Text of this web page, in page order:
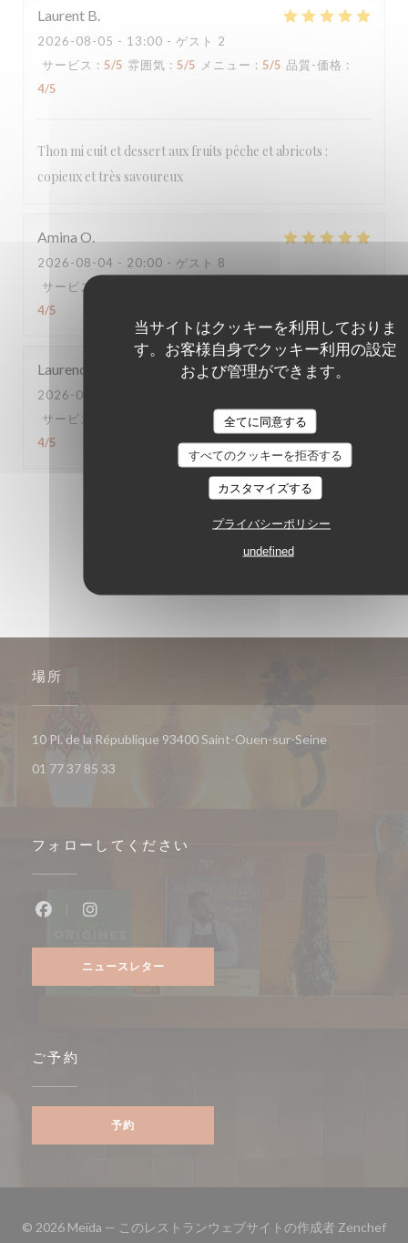
当サイトはクッキーを利用しておりま
す。お客様自身でクッキー利用の設定
および管理ができます。
全てに同意する
すべてのクッキーを拒否する
カスタマイズする
プライバシーポリシー
undefined
Laurent B
2026-08-05 - 13:00 - ゲスト 2
サービス : 5/5 雰囲気 : 5/5 メニュー : 5/5 品質-価格 :
4/5
Thon mi cuit et dessert aux fruits pêche et abricots :
copieux et très savoureux
Amina O
2026-08-04 - 20:00 - ゲスト 8
サービス
4/5
Laurence
2026-08-04
サービス
メニュー: 5/5 品質-価格
4/5
3
場所
10 Pl. de la République 93400 Saint-Ouen-sur-Seine
01 77 37 85 33
フォローしてください
ニュースレター
ご予約
予約
© 2026 Meïda — このレストランウェブサイトの作成者 Zenchef((